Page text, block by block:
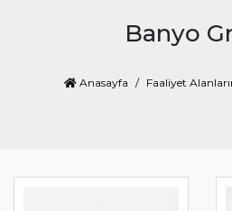
Banyo
Anasayfa Faaliyet